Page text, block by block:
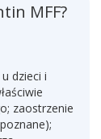
MFF?
dzieci i
zaostrzenie